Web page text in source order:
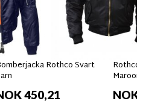
Rothco Svart
450,21
Rothco
Maroon
NOK